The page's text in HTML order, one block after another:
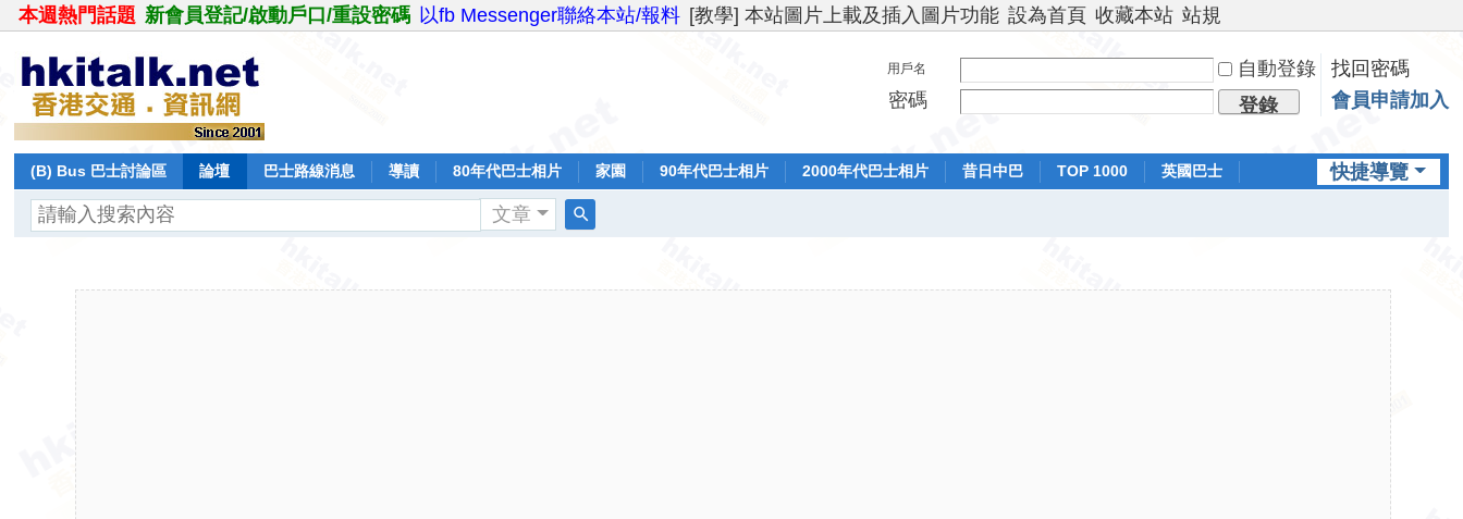
本週熱門話題 新會員登記/啟動戶口/重設密碼 以fb Messenger聯絡本站/報料 [教學] 本站圖片上載及插入圖片功能 設為首頁 收藏本站 站規
用戶名 自動登錄
找回密碼
密碼
登錄 會員申請加入
快捷導覽
(B) Bus 巴士討論區 論壇 巴士路線消息 導讀 80年代巴士相片 家園 90年代巴士相片 2000年代巴士相片 昔日中巴 TOP 1000
英國巴士
文章